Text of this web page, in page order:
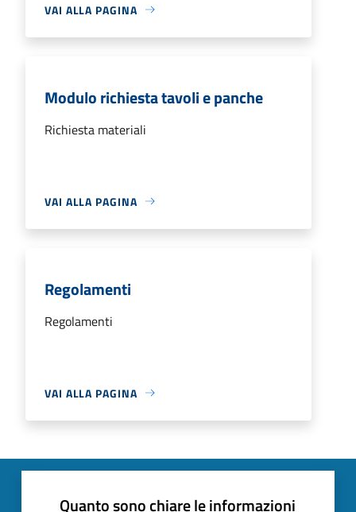
VAI ALLA PAGINA
Modulo richiesta tavoli e panche
Richiesta materiali
VAI ALLA PAGINA
Regolamenti
Regolamenti
VAI ALLA PAGINA
Quanto sono chiare le informazioni